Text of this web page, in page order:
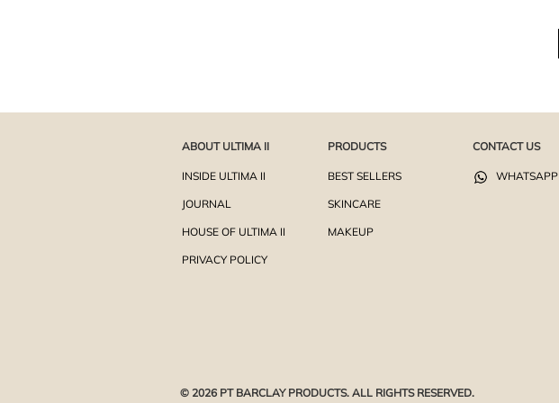
ABOUT ULTIMA II
INSIDE ULTIMA II
JOURNAL
HOUSE OF ULTIMA II
PRIVACY POLICY
PRODUCTS
BEST SELLERS
SKINCARE
MAKEUP
CONTACT US
WHATSAPP
© 2026 PT BARCLAY PRODUCTS. ALL RIGHTS RESERVED.